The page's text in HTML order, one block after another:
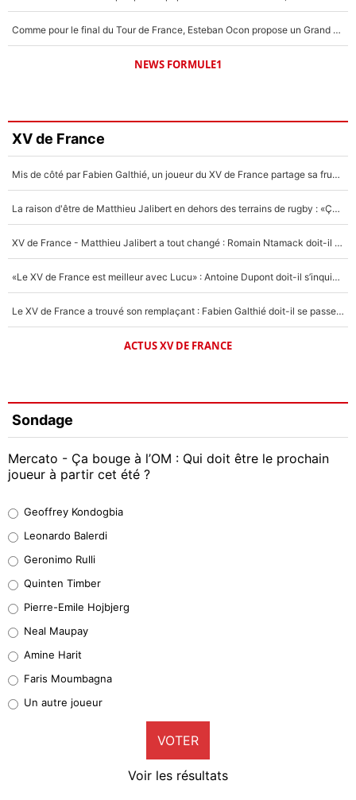
Comme pour le final du Tour de France, Esteban Ocon propose un Grand Prix de Formule 1 à Paris : «Autour de l’Arc de Triomphe, ce serait génial» !
NEWS FORMULE1
XV de France
Mis de côté par Fabien Galthié, un joueur du XV de France partage sa frustration : «ils ne me l’ont pas dit tout de suite»
La raison d'être de Matthieu Jalibert en dehors des terrains de rugby : «Ça m'atteint autant que si tu touches à un membre de ma famille»
XV de France - Matthieu Jalibert a tout changé : Romain Ntamack doit-il s’inquiéter pour sa place à un an de la Coupe du monde ?
«Le XV de France est meilleur avec Lucu» : Antoine Dupont doit-il s’inquiéter pour sa place ?
Le XV de France a trouvé son remplaçant : Fabien Galthié doit-il se passer d'Antoine Dupont ?
ACTUS XV DE FRANCE
Sondage
Mercato - Ça bouge à l’OM : Qui doit être le prochain
joueur à partir cet été ?
38%
32%
5%
1%
9%
Geoffrey Kondogbia
Leonardo Balerdi
Geronimo Rulli
Quinten Timber
Pierre-Emile Hojbjerg
Neal Maupay
Amine Harit
Faris Moumbagna
Un autre joueur
VOTER
Voir les résultats